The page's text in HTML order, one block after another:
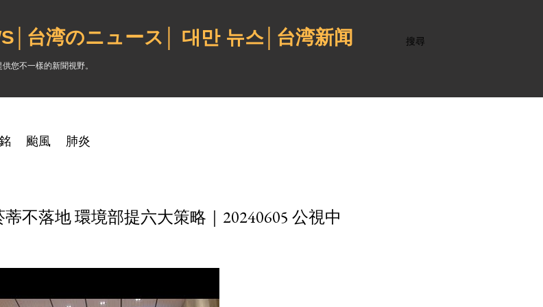
搜尋
台湾のニュース│ 대만 뉴스│台湾新闻
您不一樣的新聞視野。
颱風 肺炎
不落地 環境部提六大策略｜20240605 公視中